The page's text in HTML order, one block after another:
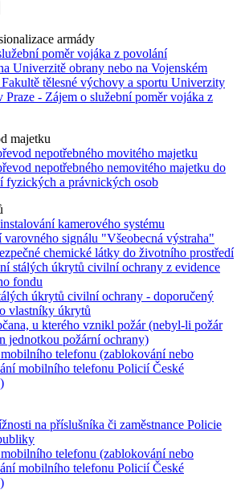
armády
poměr vojáka z povolání
Univerzitě obrany nebo na Vojenském
tělesné výchovy a sportu Univerzity
- Zájem o služební poměr vojáka z
majetku
nepotřebného movitého majetku
nepotřebného nemovitého majetku do
fyzických a právnických osob
kamerového systému
varovného signálu "Všeobecná výstraha"
chemické látky do životního prostředí
stálých úkrytů civilní ochrany z evidence
fondu
úkrytů civilní ochrany - doporučený
vlastníky úkrytů
u kterého vznikl požár (nebyl-li požár
jednotkou požární ochrany)
telefonu (zablokování nebo
mobilního telefonu Policií České
na příslušníka či zaměstnance Policie
telefonu (zablokování nebo
mobilního telefonu Policií České